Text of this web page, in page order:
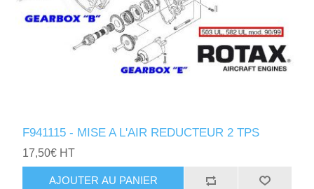
F941115 - MISE A L'AIR REDUCTEUR 2 TPS
17,50€ HT
AJOUTER AU PANIER